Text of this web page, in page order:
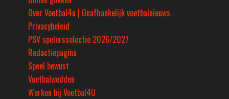
Over Voetbal4u | Onafhankelijk voetbalnieuws
Privacybeleid
PSV spelersselectie 2026/2027
Redactiepagina
Speel bewust
Voetbalwedden
Werken bij Voetbal4U